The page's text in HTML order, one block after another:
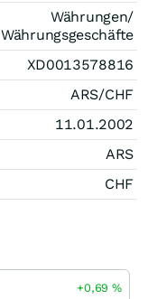
Währungen/
Währungsgeschäfte
XD0013578816
ARS/CHF
11.01.2002
ARS
CHF
+0,69%